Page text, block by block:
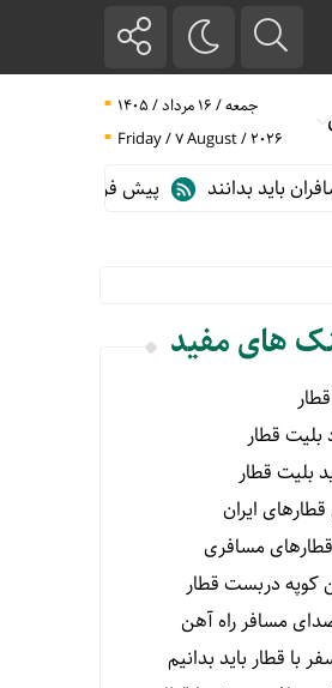
جمعه / ۱۶ مرداد / ۱۴۰۵
Friday / 7 August / 2026
باید بدانند پیش فروش بلیت قطارهای
های مفید
بلیت قطار
بلیت قطار
ایران
مسافری
کوپه دربست قطار
با قطار باید بدانیم